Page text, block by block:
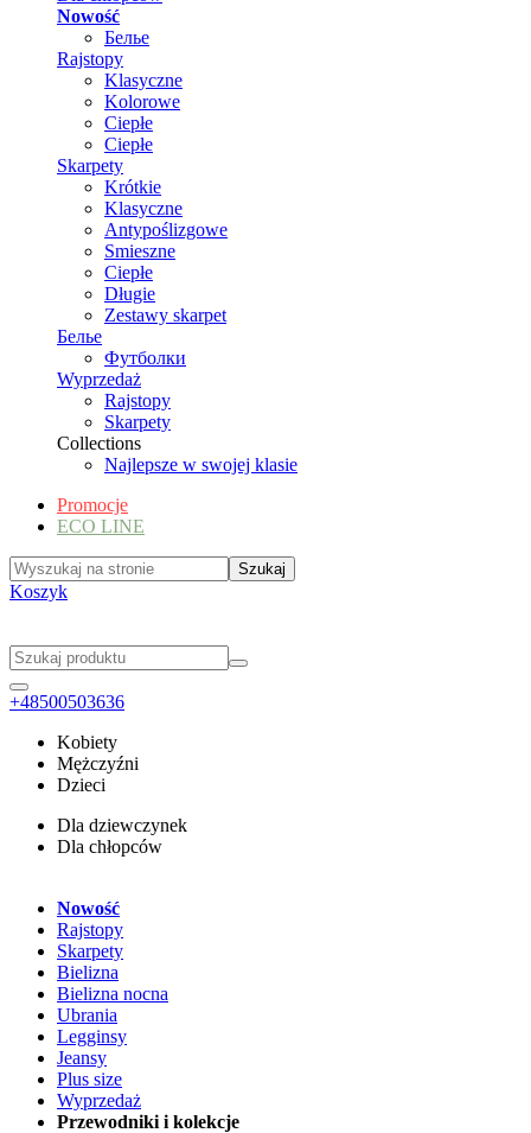
Nowość
Белье
Rajstopy
Klasyczne
Kolorowe
Ciepłe
Ciepłe
Skarpety
Krótkie
Klasyczne
Antypoślizgowe
Smieszne
Ciepłe
Długie
Zestawy skarpet
Белье
Футболки
Wyprzedaż
Rajstopy
Skarpety
Collections
Najlepsze w swojej klasie
Promocje
ECO LINE
Koszyk
+48500503636
Kobiety
Mężczyźni
Dzieci
Dla dziewczynek
Dla chłopców
Nowość
Rajstopy
Skarpety
Bielizna
Bielizna nocna
Ubrania
Legginsy
Jeansy
Plus size
Wyprzedaż
Przewodniki i kolekcje